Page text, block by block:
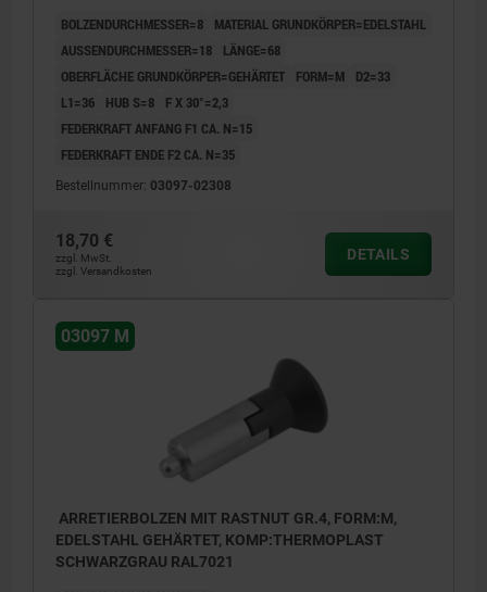
BOLZENDURCHMESSER=8
MATERIAL GRUNDKÖRPER=EDELSTAHL
AUSSENDURCHMESSER=18
LÄNGE=68
OBERFLÄCHE GRUNDKÖRPER=GEHÄRTET
FORM=M
D2=33
L1=36
HUB S=8
F X 30°=2,3
FEDERKRAFT ANFANG F1 CA. N=15
FEDERKRAFT ENDE F2 CA. N=35
Bestellnummer: 03097-02308
18,70 €
zzgl. MwSt.
zzgl. Versandkosten
DETAILS
03097 M
ARRETIERBOLZEN MIT RASTNUT GR.4, FORM:M,
EDELSTAHL GEHÄRTET, KOMP:THERMOPLAST
SCHWARZGRAU RAL7021